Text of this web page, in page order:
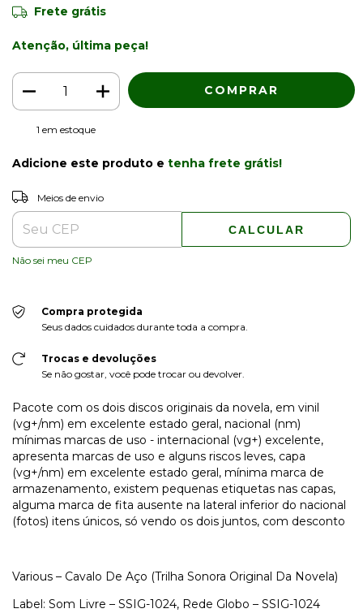
Frete grátis
Atenção, última peça!
1 em estoque
Adicione este produto e tenha frete grátis!
Entregas para o CEP:
Meios de envio
CALCULAR
Não sei meu CEP
Compra protegida
Seus dados cuidados durante toda a compra.
Trocas e devoluções
Se não gostar, você pode trocar ou devolver.
Pacote com os dois discos originais da novela, em vinil
(vg+/nm) em excelente estado geral, nacional (nm)
mínimas marcas de uso - internacional (vg+) excelente,
apresenta marcas de uso e alguns riscos leves, capa
(vg+/nm) em excelente estado geral, mínima marca de
armazenamento, existem pequenas etiquetas nas capas,
alguma marca de fita ausente na lateral inferior do nacional
(fotos) itens únicos, só vendo os dois juntos, com desconto
Various – Cavalo De Aço (Trilha Sonora Original Da Novela)
Label: Som Livre – SSIG-1024, Rede Globo – SSIG-1024